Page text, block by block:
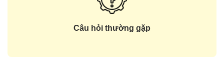
Câu hỏi thường gặp